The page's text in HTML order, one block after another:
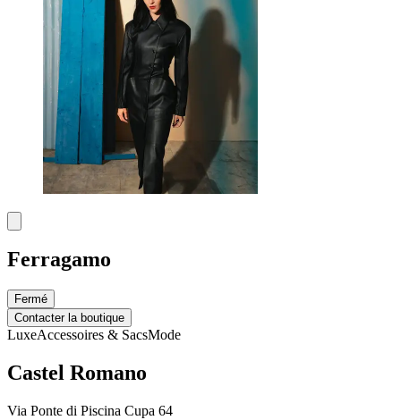
Ferragamo
Fermé
Contacter la boutique
LuxeAccessoires & SacsMode
Castel Romano
Via Ponte di Piscina Cupa 64